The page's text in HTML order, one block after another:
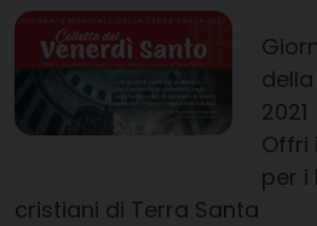
2021
Offri
per i
cristiani di Terra Santa